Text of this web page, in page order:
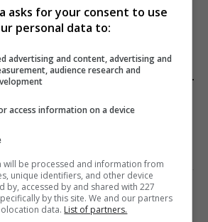
поступить
ракета CM-70 из Канады,
уничтожать
назвали
реальный вариант
2026
всегда кладут в чемодан
вот для чего она нужна
умерла популярная
вдохновляла миллионы
asks for your consent to use
personal data to:
advertising and content, advertising and
audience research and
access information on a device
will be processed and information from
unique identifiers, and other device
by, accessed by and shared with 227
by this site. We and our partners
data. List of partners.